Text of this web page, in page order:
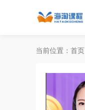
当前位置： 首页